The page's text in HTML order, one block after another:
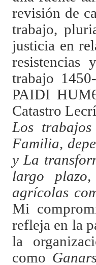
revisión de
trabajo,
justicia en
trabajo
PAIDI
Catastro
Los
Familia,
y La
largo plazo,
agrícolas
Mi
refleja en la
la
como